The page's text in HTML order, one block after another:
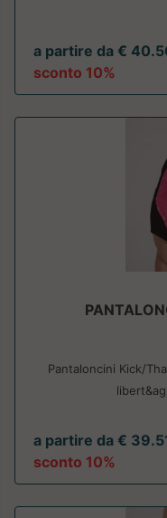
a partire da €
sconto 10%
Pantaloncini Kick/
a partire da €
sconto 10%